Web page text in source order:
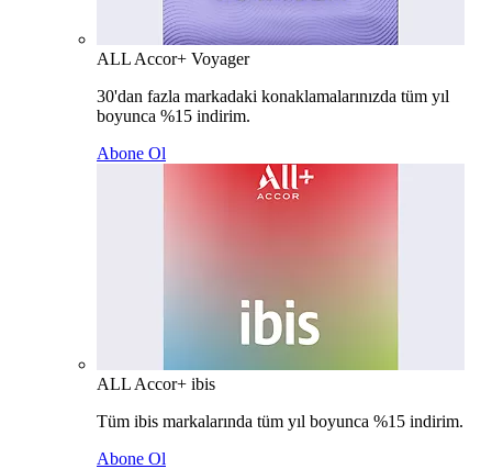
ALL Accor+ Voyager
30'dan fazla markadaki konaklamalarınızda tüm yıl
boyunca %15 indirim.
Abone Ol
ALL Accor+ ibis
Tüm ibis markalarında tüm yıl boyunca %15 indirim.
Abone Ol